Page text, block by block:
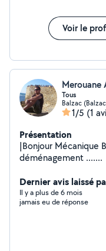
l'organisation des
concevoir des outils
de ceux qui ne sont
Voir le
Merouane
Tous
Balzac
1/5 (1
Présentation
|Bonjour Mécanique Bricolage Informatique Aide aux
déménagement .......
Dernier avis laissé
Il y a plus de 6 mois
jamais eu de réponse